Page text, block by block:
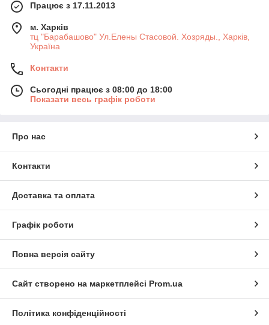
Працює з 17.11.2013
м. Харків
тц "Барабашово" Ул.Елены Стасовой. Хозряды., Харків,
Україна
Контакти
Сьогодні працює з 08:00 до 18:00
Показати весь графік роботи
Про нас
Контакти
Доставка та оплата
Графік роботи
Повна версія сайту
Сайт створено на маркетплейсі Prom.ua
Політика конфіденційності